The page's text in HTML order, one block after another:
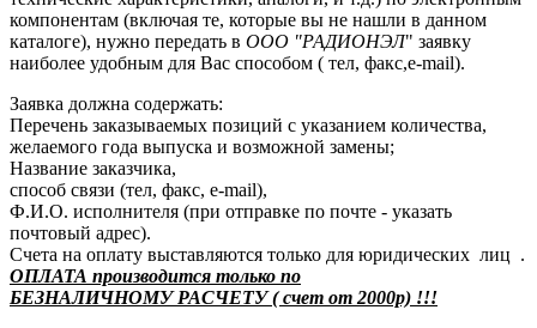
компонентам (включая те, которые вы не нашли в данном
каталоге), нужно передать в ООО "РАДИОНЭЛ" заявку
наиболее удобным для Вас способом ( тел, факс,e-mail).
Заявка должна содержать:
Перечень заказываемых позиций с указанием количества,
желаемого года выпуска и возможной замены;
Название заказчика,
способ связи (тел, факс, e-mail),
Ф.И.О. исполнителя (при отправке по почте - указать
почтовый адрес).
Счета на оплату выставляются только для юридических лиц .
ОПЛАТА производится только по
БЕЗНАЛИЧНОМУ РАСЧЕТУ ( счет от 2000р) !!!